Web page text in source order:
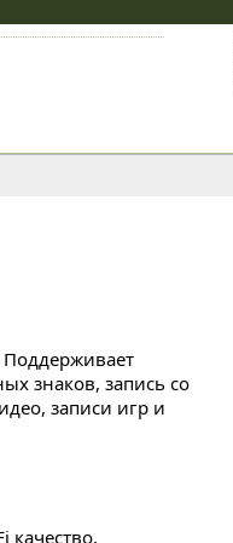
знаков, запись со
записи игр и